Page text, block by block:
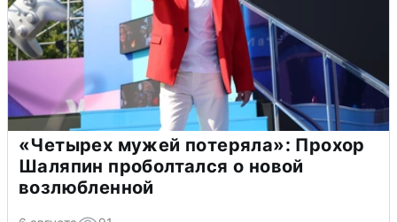
«Четырех мужей потеряла»: Прохор
Шаляпин проболтался о новой
возлюбленной